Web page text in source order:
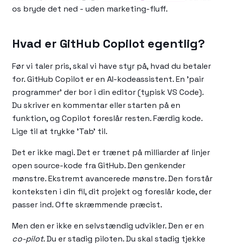
os bryde det ned - uden marketing-fluff.
Hvad er GitHub Copilot egentlig?
Før vi taler pris, skal vi have styr på, hvad du betaler
for. GitHub Copilot er en AI-kodeassistent. En 'pair
programmer' der bor i din editor (typisk VS Code).
Du skriver en kommentar eller starten på en
funktion, og Copilot foreslår resten. Færdig kode.
Lige til at trykke 'Tab' til.
Det er ikke magi. Det er trænet på milliarder af linjer
open source-kode fra GitHub. Den genkender
mønstre. Ekstremt avancerede mønstre. Den forstår
konteksten i din fil, dit projekt og foreslår kode, der
passer ind. Ofte skræmmende præcist.
Men den er ikke en selvstændig udvikler. Den er en
co-pilot. Du er stadig piloten. Du skal stadig tjekke